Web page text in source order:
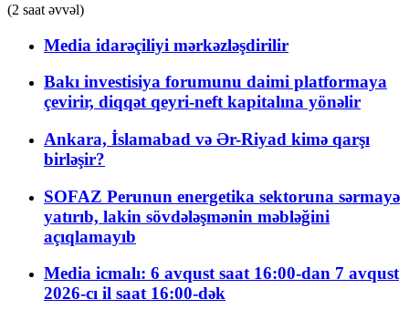
(2 saat əvvəl)
Media idarəçiliyi mərkəzləşdirilir
Bakı investisiya forumunu daimi platformaya
çevirir, diqqət qeyri-neft kapitalına yönəlir
Ankara, İslamabad və Ər-Riyad kimə qarşı
birləşir?
SOFAZ Perunun energetika sektoruna sərmayə
yatırıb, lakin sövdələşmənin məbləğini
açıqlamayıb
Media icmalı: 6 avqust saat 16:00-dan 7 avqust
2026-cı il saat 16:00-dək